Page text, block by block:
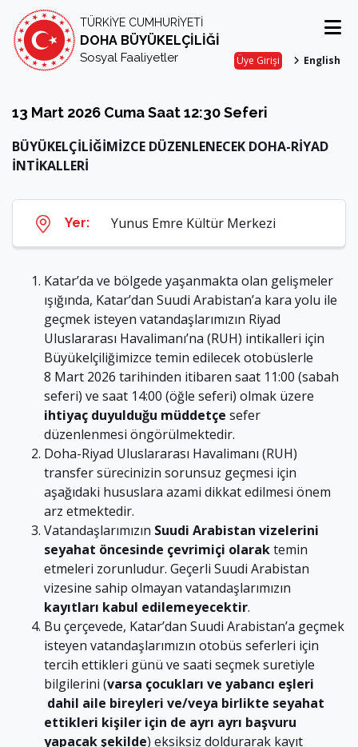
TÜRKİYE CUMHURİYETİ
DOHA BÜYÜKELÇİLİĞİ
Sosyal Faaliyetler Üye Girişi English
13 Mart 2026 Cuma Saat 12:30 Seferi
BÜYÜKELÇİLİĞİMİZCE DÜZENLENECEK DOHA-RİYAD
İNTİKALLERİ
Yer: Yunus Emre Kültür Merkezi
Katar’da ve bölgede yaşanmakta olan gelişmeler
ışığında, Katar’dan Suudi Arabistan’a kara yolu ile
geçmek isteyen vatandaşlarımızın Riyad
Uluslararası Havalimanı’na (RUH) intikalleri için
Büyükelçiliğimizce temin edilecek otobüslerle
8 Mart 2026 tarihinden itibaren saat 11:00 (sabah
seferi) ve saat 14:00 (öğle seferi) olmak üzere
ihtiyaç duyulduğu müddetçe sefer
düzenlenmesi öngörülmektedir.
Doha-Riyad Uluslararası Havalimanı (RUH)
transfer sürecinizin sorunsuz geçmesi için
aşağıdaki hususlara azami dikkat edilmesi önem
arz etmektedir.
Vatandaşlarımızın Suudi Arabistan vizelerini
seyahat öncesinde çevrimiçi olaraktemin
etmeleri zorunludur. Geçerli Suudi Arabistan
vizesine sahip olmayan vatandaşlarımızın
kayıtları kabul edilemeyecektir.
Bu çerçevede, Katar’dan Suudi Arabistan’a geçmek
isteyen vatandaşlarımızın otobüs seferleri için
tercih ettikleri günü ve saati seçmek suretiyle
bilgilerini (varsa çocukları ve yabancı eşleri
dahil aile bireyleri ve/veya birlikte seyahat
ettikleri kişiler için de ayrı ayrı başvuru
yapacak şekilde) eksiksiz doldurarak kayıt